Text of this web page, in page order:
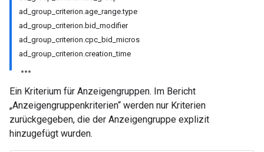
ad_group_criterion.age_range.type
ad_group_criterion.bid_modifier
ad_group_criterion.cpc_bid_micros
ad_group_criterion.creation_time
Ein Kriterium für Anzeigengruppen. Im Bericht
„Anzeigengruppenkriterien“ werden nur Kriterien
zurückgegeben, die der Anzeigengruppe explizit
hinzugefügt wurden.